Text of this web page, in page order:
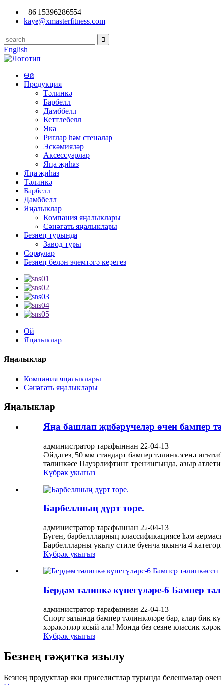
+86 15396286554
kaye@xmasterfitness.com
English
Өй
Продукция
Тәлинкә
Барбелл
Дамббелл
Кеттлебелл
Яка
Риглар һәм стеналар
Эскәмияләр
Аксессуарлар
Яңа җиһаз
Яңа җиһаз
Тәлинкә
Барбелл
Дамббелл
Яңалыклар
Компания яңалыклары
Сәнәгать яңалыклары
Безнең турында
Завод туры
Сораулар
Безнең белән элемтәгә керегез
Өй
Яңалыклар
Яңалыклар
Компания яңалыклары
Сәнәгать яңалыклары
Яңалыклар
Яңа башлап җибәрүчеләр өчен бампер
администратор тарафыннан 22-04-13
Әйдәгез, 50 мм стандарт бампер тәлинкәсенә
тәлинкәсе Пауэрлифтинг тренингында, авыр
Күбрәк укыгыз
Барбеллның дүрт төре.
администратор тарафыннан 22-04-13
Бүген, барбеллларның классификациясе һәм
Барбеллларны укыту стиле буенча якынча 4
Күбрәк укыгыз
Бердәм тәлинкә күнегүләре-6 Бампер
администратор тарафыннан 22-04-13
Спорт залында бампер тәлинкәләре бар, алар бик
хәрәкәтләр ясый ала! Монда без сезне классик
Күбрәк укыгыз
Безнең гәҗиткә язылу
Безнең продуктлар яки приселистлар турында белешмәләр